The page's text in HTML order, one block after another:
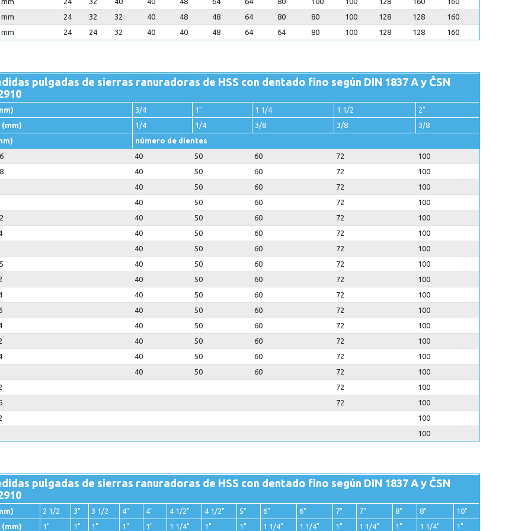
mm
24 32 32 40 48 48 64 80 80 100 128 128
160
mm
24 24 32 40 40 48 64 64 80 100 128 128 160
pulgadas de sierras ranuradoras de HSS con dentado fino según DIN 1837 A y ČSN
3/4 1" 1 1/4 1 1/2
2"
(mm)
1/4 1/4 3/8 3/8
3/8
número de dientes
40 50 60 72
100
40 50 60 72
100
40
50 60 72
100
40
50 60 72
100
40 50 60 72
100
40 50 60 72
100
40
50 60 72
100
40 50 60 72
100
40 50 60 72
100
40 50 60 72
100
40 50 60 72
100
40 50 60 72
100
40 50 60 72
100
40 50 60 72
100
40
50 60 72
100
72
100
72
100
100
100
pulgadas de sierras ranuradoras de HSS con dentado fino según DIN 1837 A y ČSN
2 1/2 3" 3 1/2 4" 4" 4 1/2" 4 1/2" 5" 6" 6" 7" 7" 8" 8"
10"
(mm)
1" 1" 1" 1" 1" 1 1/4" 1" 1" 1 1/4" 1 1/4" 1" 1 1/4" 1" 1 1/4" 1"